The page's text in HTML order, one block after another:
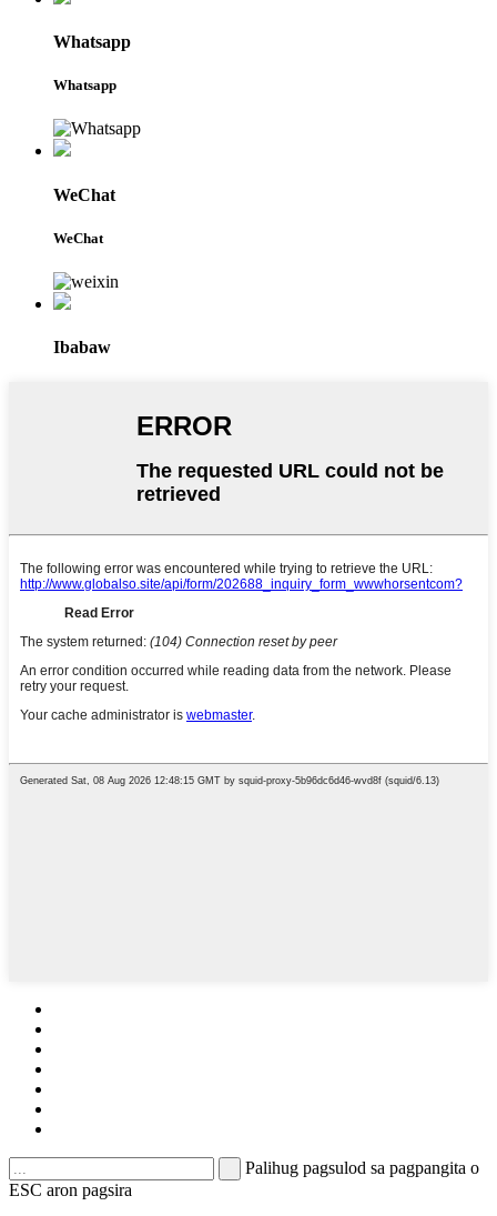
Whatsapp
Whatsapp
WeChat
WeChat
Ibabaw
Palihug pagsulod sa pagpangita o
ESC aron pagsira